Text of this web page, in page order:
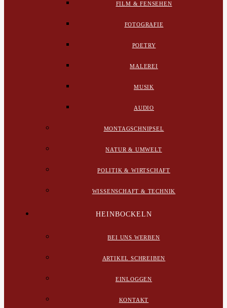
FILM & FENSEHEN
FOTOGRAFIE
POETRY
MALEREI
MUSIK
AUDIO
MONTAGSCHNIPSEL
NATUR & UMWELT
POLITIK & WIRTSCHAFT
WISSENSCHAFT & TECHNIK
HEINBOCKELN
BEI UNS WERBEN
ARTIKEL SCHREIBEN
EINLOGGEN
KONTAKT